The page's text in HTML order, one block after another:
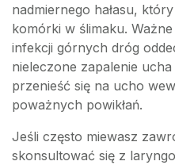
nadmiernego hałasu,
komórki w ślimaku.
infekcji górnych dróg
nieleczone zapalenie
przenieść się na ucho
poważnych powikłań.
Jeśli często miewasz
skonsultować się z